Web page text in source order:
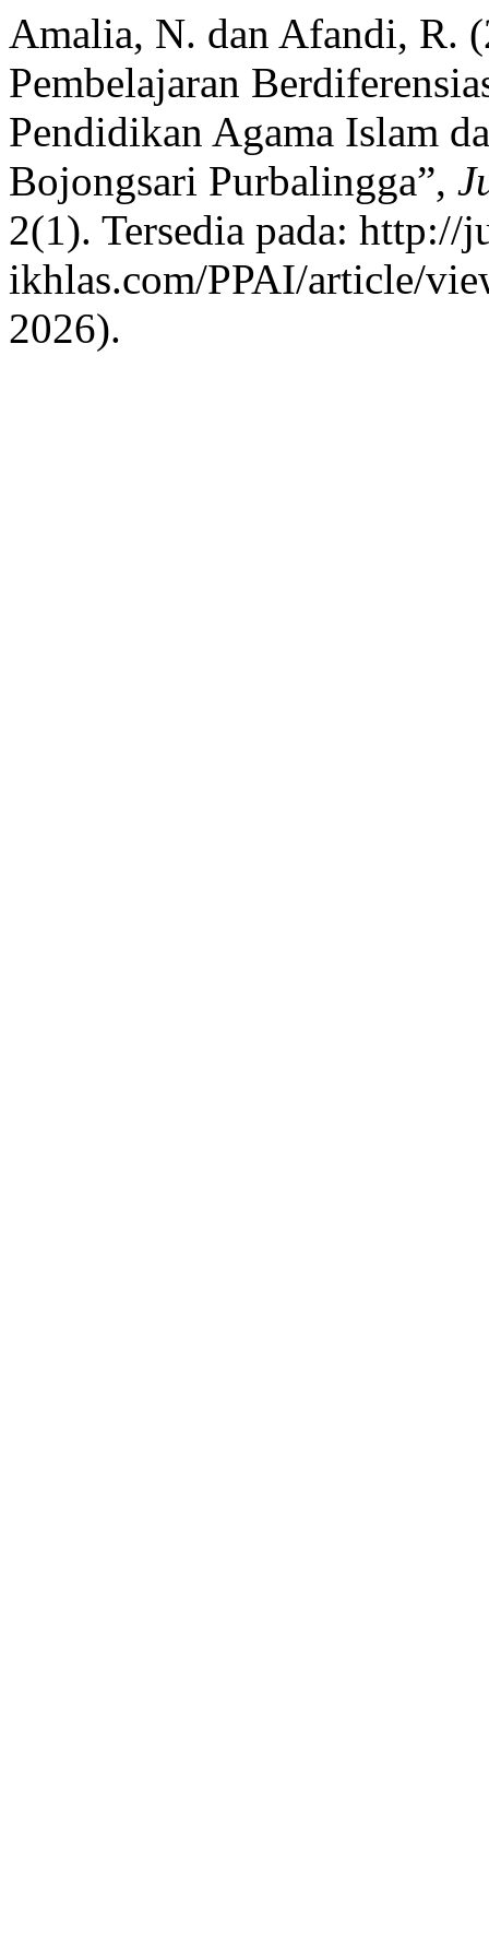
Amalia, N. dan Afandi, R.
Pembelajaran
Pendidikan Agama Islam
Bojongsari Purbalingga”,
2(1). Tersedia pada: http://
ikhlas.com/PPAI/article/
2026).